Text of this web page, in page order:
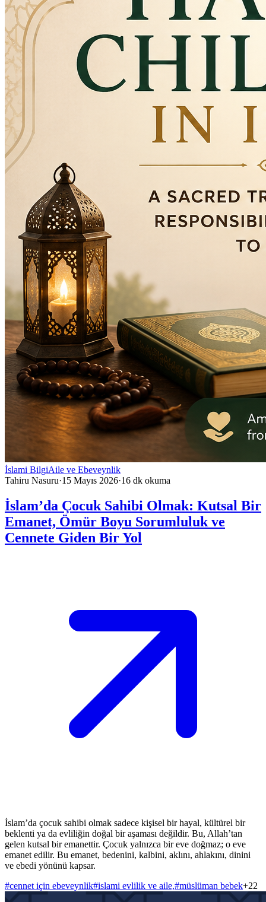
İslami BilgiAile ve Ebeveynlik
Tahiru Nasuru·15 Mayıs 2026·16 dk okuma
İslam’da Çocuk Sahibi Olmak: Kutsal Bir
Emanet, Ömür Boyu Sorumluluk ve
Cennete Giden Bir Yol
İslam’da çocuk sahibi olmak sadece kişisel bir hayal, kültürel bir
beklenti ya da evliliğin doğal bir aşaması değildir. Bu, Allah’tan
gelen kutsal bir emanettir. Çocuk yalnızca bir eve doğmaz; o eve
emanet edilir. Bu emanet, bedenini, kalbini, aklını, ahlakını, dinini
ve ebedi yönünü kapsar.
#cennet için ebeveynlik#islami evlilik ve aile,#müslüman bebek+22